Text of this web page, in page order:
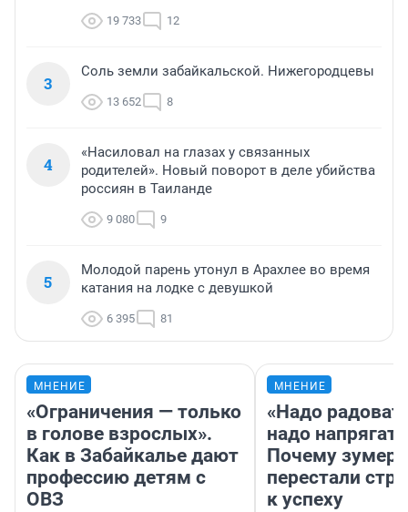
19 733 12
3
Соль земли забайкальской. Нижегородцевы
13 652 8
4
«Насиловал на глазах у связанных
родителей». Новый поворот в деле убийства
россиян в Таиланде
9 080 9
5
Молодой парень утонул в Арахлее во время
катания на лодке с девушкой
6 395 81
МНЕНИЕ
«Ограничения — только
в голове взрослых».
Как в Забайкалье дают
профессию детям с
ОВЗ
МНЕНИЕ
«Надо
надо
Почему
перестали
к успеху